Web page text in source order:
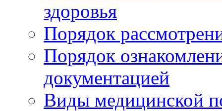
здоровья
Порядок
Порядок
документацией
Виды медицинской